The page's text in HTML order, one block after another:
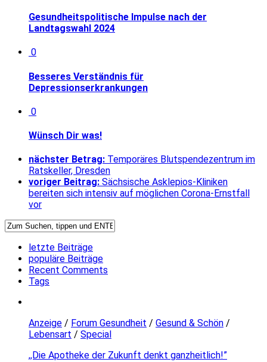
Gesundheitspolitische Impulse nach der
Landtagswahl 2024
0
Besseres Verständnis für
Depressionserkrankungen
0
Wünsch Dir was!
nächster Betrag: Temporäres Blutspendezentrum im
Ratskeller, Dresden
voriger Beitrag: Sächsische Asklepios-Kliniken
bereiten sich intensiv auf möglichen Corona-Ernstfall
vor
letzte Beiträge
populäre Beiträge
Recent Comments
Tags
Anzeige / Forum Gesundheit / Gesund & Schön /
Lebensart / Special
,,Die Apotheke der Zukunft denkt ganzheitlich!”